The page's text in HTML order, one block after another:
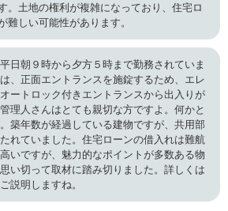
。土地の権利が複雑になっており、住宅ロ
難しい可能性があります。
日朝９時から夕方５時まで勤務されていま
、正面エントランスを施錠するため、エレ
ートロック付きエントランスから出入りが
理人さんはとても親切な方ですよ。何かと
築年数が経過している建物ですが、共用部
れていました。住宅ローンの借入れは難航
いですが、魅力的なポイントが多数ある物
い切って取材に踏み切りました。 詳しくは
説明しますね。